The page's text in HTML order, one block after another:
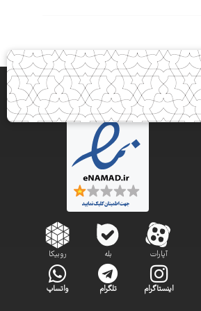
آپارات بله روبیکا
اینستاگرام تلگرام واتساپ